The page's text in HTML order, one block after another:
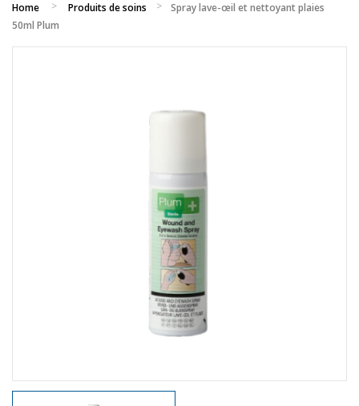
Home Produits de soins
Spray lave-œil et nettoyant plaies
50ml Plum